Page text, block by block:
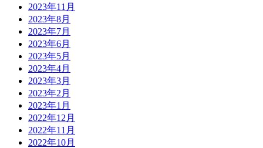
2023年11月
2023年8月
2023年7月
2023年6月
2023年5月
2023年4月
2023年3月
2023年2月
2023年1月
2022年12月
2022年11月
2022年10月